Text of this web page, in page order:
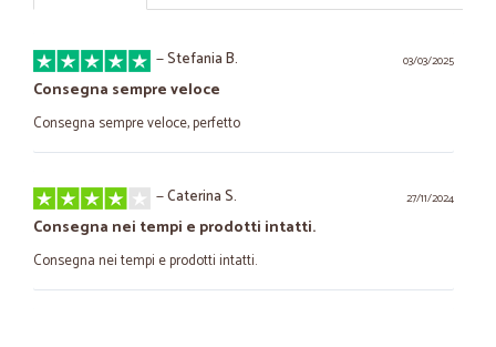
03/03/2025
—Stefania B.
Consegna sempre veloce
Consegna sempre veloce, perfetto
27/11/2024
—Caterina S.
Consegna nei tempi e prodotti intatti.
Consegna nei tempi e prodotti intatti.